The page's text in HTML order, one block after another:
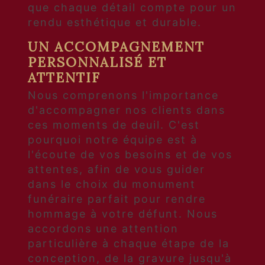
que chaque détail compte pour un
rendu esthétique et durable.
UN ACCOMPAGNEMENT
PERSONNALISÉ ET
ATTENTIF
Nous comprenons l'importance
d'accompagner nos clients dans
ces moments de deuil. C'est
pourquoi notre équipe est à
l'écoute de vos besoins et de vos
attentes, afin de vous guider
dans le choix du monument
funéraire parfait pour rendre
hommage à votre défunt. Nous
accordons une attention
particulière à chaque étape de la
conception, de la gravure jusqu'à